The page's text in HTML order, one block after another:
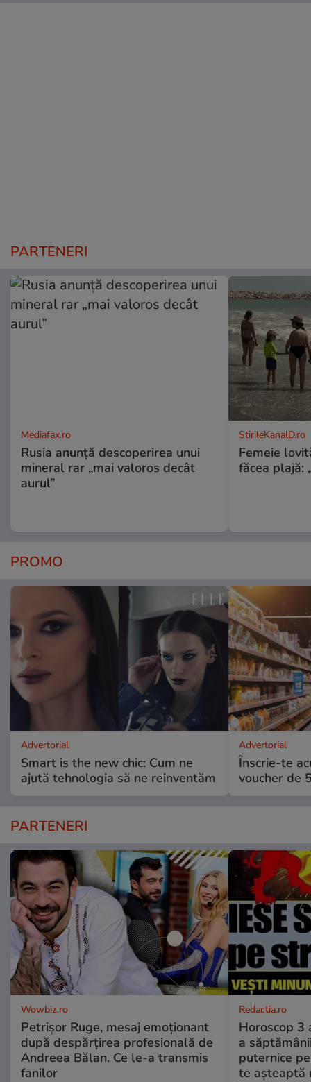
PARTENERI
Mediafax.ro
Rusia anunță descoperirea unui
mineral rar „mai valoros decât
aurul”
StirileKanalD.ro
Femeie
făcea plajă:
PROMO
Advertorial
Smart is the new chic: Cum ne
ajută tehnologia să ne reinventăm
Advertorial
Înscrie-te
voucher de
PARTENERI
Wowbiz.ro
Petrișor Ruge, mesaj emoționant
după despărțirea profesională de
Andreea Bălan. Ce le-a transmis
fanilor
Redactia.ro
Horoscop 3
a
puternice
te așteaptă